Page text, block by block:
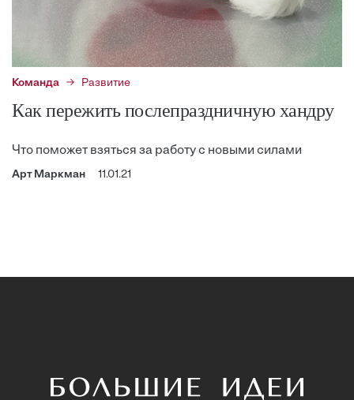
Команда Развитие
Как пережить послепраздничную хандру
Что поможет взяться за работу с новыми силами
Арт Маркман 11.01.21